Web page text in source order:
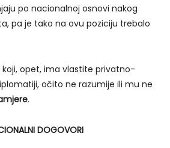
po nacionalnoj osnovi nakog
pa je tako na ovu poziciju trebalo
koji, opet, ima vlastite privatno-
očito ne razumije ili mu ne
.
DOGOVORI